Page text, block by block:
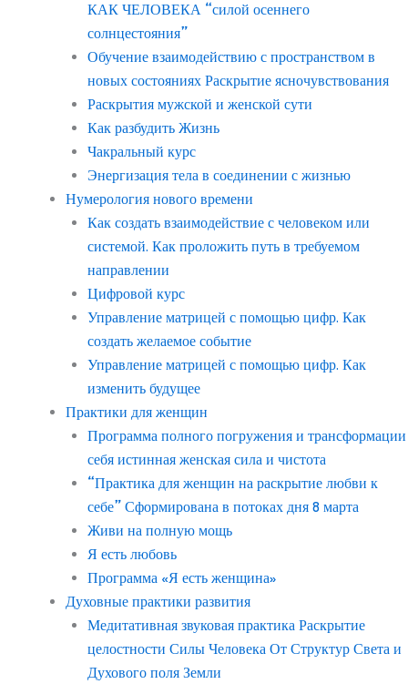
КАК ЧЕЛОВЕКА “силой осеннего
солнцестояния”
Обучение взаимодействию с пространством в
новых состояниях Раскрытие ясночувствования
Раскрытия мужской и женской сути
Как разбудить Жизнь
Чакральный курс
Энергизация тела в соединении с жизнью
Нумерология нового времени
Как создать взаимодействие с человеком или
системой. Как проложить путь в требуемом
направлении
Цифровой курс
Управление матрицей с помощью цифр. Как
создать желаемое событие
Управление матрицей с помощью цифр. Как
изменить будущее
Практики для женщин
Программа полного погружения и трансформации
себя истинная женская сила и чистота
“Практика для женщин на раскрытие любви к
себе” Сформирована в потоках дня 8 марта
Живи на полную мощь
Я есть любовь
Программа «Я есть женщина»
Духовные практики развития
Медитативная звуковая практика Раскрытие
целостности Силы Человека От Структур Света и
Духового поля Земли